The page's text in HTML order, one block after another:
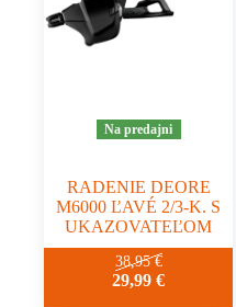
Na predajni
RADENIE DEORE
M6000 ĽAVÉ 2/3-K. S
UKAZOVATEĽOM
38,95€
29,99€